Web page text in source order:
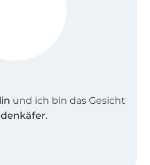
und ich bin das Gesicht
.